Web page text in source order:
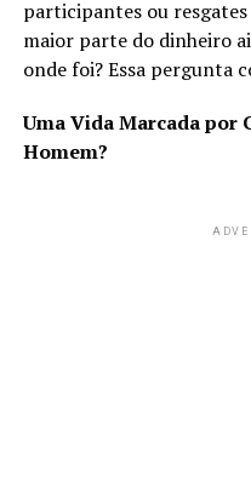
participantes ou
maior parte do dinheiro
onde foi? Essa pergunta
Uma Vida Marcada por
Homem?